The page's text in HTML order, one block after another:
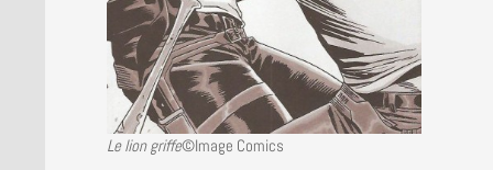
Le lion griffe©Image Comics